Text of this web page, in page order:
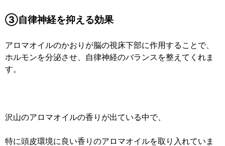
③自律神経を抑える効果
アロマオイルのかおりが脳の視床下部に作用することで、
ホルモンを分泌させ、自律神経のバランスを整えてくれま
す。
沢山のアロマオイルの香りが出ている中で、
特に頭皮環境に良い香りのアロマオイルを取り入れていま